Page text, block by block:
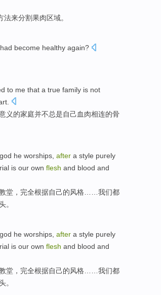
法来分割果肉区域。
had become healthy again?
to me that a true family is not
义的家庭并不总是自己血肉相连的骨
god he worships, after a style purely
is our own flesh and blood and
堂， 完全根据自己的风格……我们都
。
god he worships after a style purely
is our own flesh and blood and
堂， 完全根据自己的风格 我们都
。